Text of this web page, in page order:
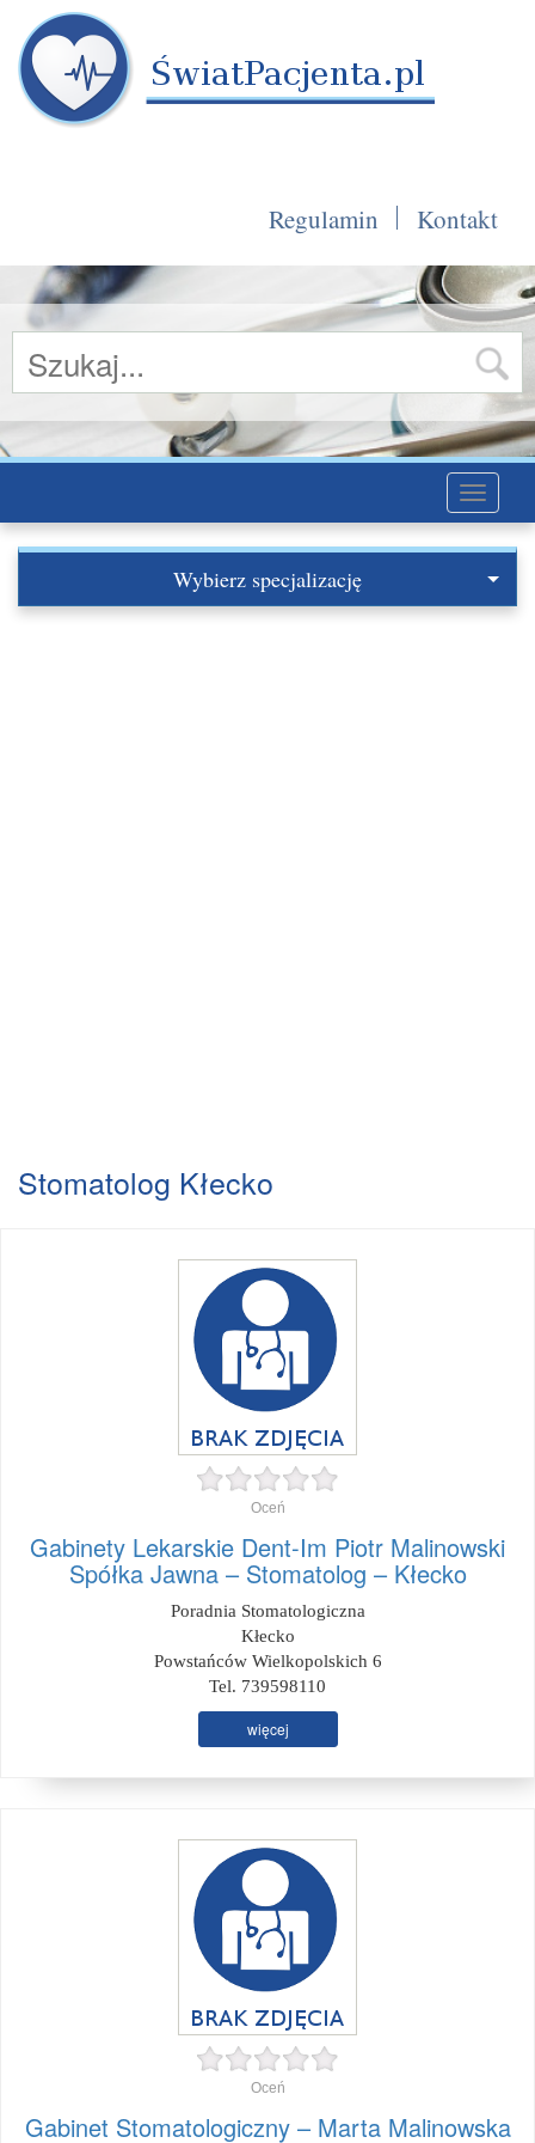
Regulamin Kontakt
Toggle
Wybierz specjalizację
Stomatolog Kłecko
Oceń
Gabinety Lekarskie Dent-Im Piotr Malinowski
Spółka Jawna – Stomatolog – Kłecko
Poradnia Stomatologiczna
Kłecko
Powstańców Wielkopolskich 6
Tel. 739598110
więcej
Oceń
Gabinet Stomatologiczny – Marta Malinowska